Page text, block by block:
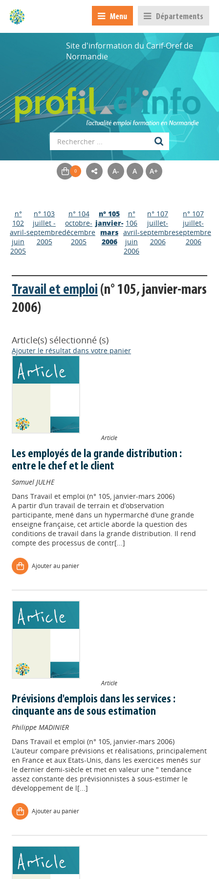
Menu Départements
Site d'information du Carif-Oref de
Normandie
A- A A+
n°
102
avril-
juin
2005
n° 103
juillet -
septembre
2005
n° 104
octobre-
décembre
2005
n° 105
janvier-
mars
2006
n°
106
avril-
juin
2006
n° 107
juillet-
septembre
2006
n° 107
juillet-
septembre
2006
Travail et emploi (n° 105, janvier-mars
2006)
Article(s) sélectionné (s)
Ajouter le résultat dans votre panier
Article
Les employés de la grande distribution :
entre le chef et le client
Samuel JULHE
DansTravail et emploi (n° 105, janvier-mars 2006)
A partir d’un travail de terrain et d’observation
participante, mené dans un hypermarché d’une grande
enseigne française, cet article aborde la question des
conditions de travail dans la grande distribution. Il rend
compte des processus de contr[...]
Ajouter au panier
Article
Prévisions d'emplois dans les services :
cinquante ans de sous estimation
Philippe MADINIER
DansTravail et emploi (n° 105, janvier-mars 2006)
L’auteur compare prévisions et réalisations, principalement
en France et aux Etats-Unis, dans les exercices menés sur
le dernier demi-siècle et met en valeur une " tendance
assez constante des prévisionnistes à sous-estimer le
développement de l[...]
Ajouter au panier